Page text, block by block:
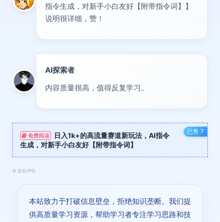
指令生成，对新手小白友好【附带指令词】】
说明很详细，赞！
AI探索者
内容质量很高，值得反复学习。
已售 7
免费阅读
日入1k+的高流量赛道新玩法，AI指令
生成，对新手小白友好【附带指令词】
© 版权声明
本站致力于打破信息壁垒，拒绝知识垄断。我们提
供高质量学习资源，帮助学习者专注学习思路和技